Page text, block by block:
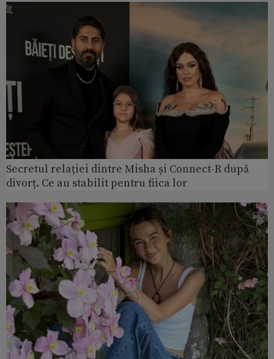
Secretul relației dintre Misha și Connect-R după
divorț. Ce au stabilit pentru fiica lor